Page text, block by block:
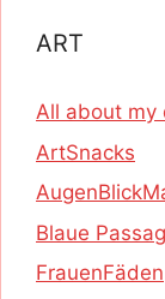
ART
All about my
ArtSnacks
Blaue
FrauenFäden